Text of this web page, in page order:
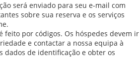
será enviado para seu e-mail com
sobre sua reserva e os serviços
feito por códigos. Os hóspedes devem ir
e contactar a nossa equipa à
dados de identificação e obter os